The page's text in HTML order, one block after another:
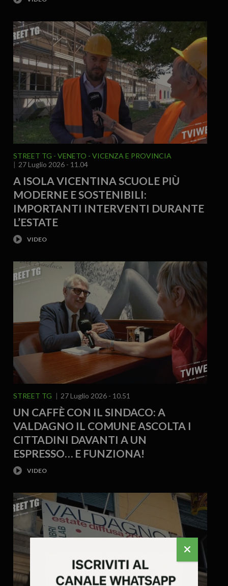
STREET TG VENETO
VICENZA E PROVINCIA
27 Luglio 2026 - 11.04
A ISOLA VICENTINA SCUOLE PIÙ
MODERNE E SOSTENIBILI:
IMPORTANTI INTERVENTI DURANTE
L’ESTATE
STREET TG 27 Luglio 2026 - 10.51
UN CAFFÈ CON IL SINDACO: A
VALDAGNO IL COMUNE ASCOLTA I
CITTADINI DAVANTI A UN
ESPRESSO… E FUNZIONA!